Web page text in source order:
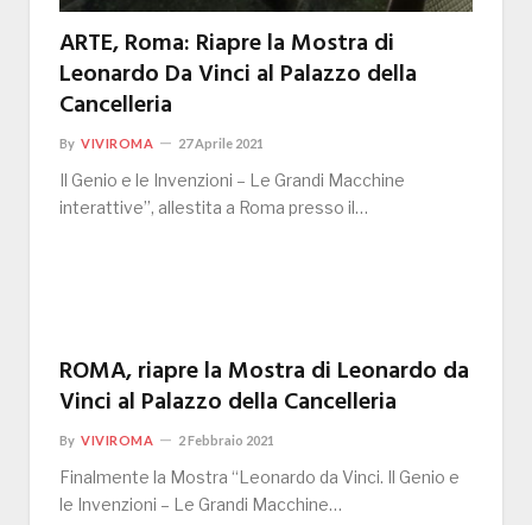
ARTE, Roma: Riapre la Mostra di
Leonardo Da Vinci al Palazzo della
Cancelleria
By VIVIROMA 27 Aprile 2021
Il Genio e le Invenzioni – Le Grandi Macchine
interattive”, allestita a Roma presso il…
ROMA, riapre la Mostra di Leonardo da
Vinci al Palazzo della Cancelleria
By VIVIROMA 2 Febbraio 2021
Finalmente la Mostra “Leonardo da Vinci. Il Genio e
le Invenzioni – Le Grandi Macchine…